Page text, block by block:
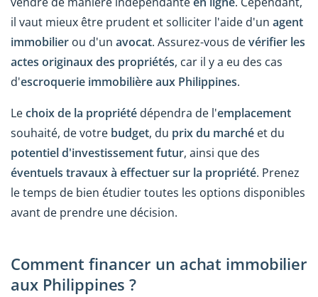
il vaut mieux être prudent et solliciter l'aide d'un agent
immobilier ou d'un avocat. Assurez-vous devérifier les
actes originaux des propriétés, car il y a eu des cas
d'escroquerie immobilière aux Philippines.
Lechoix de la propriété dépendra de l'emplacement
souhaité, de votre budget, du prix du marché et du
potentiel d'investissement futur, ainsi que des
éventuels travaux à effectuer sur la propriété. Prenez
le temps de bien étudier toutes les options disponibles
avant de prendre une décision.
Comment financer un achat immobilier
aux Philippines ?